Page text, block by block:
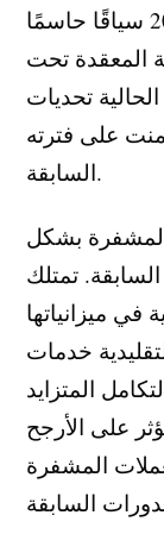
خلال الأزمة المالية في عام 2008 سياقًا حاسمًا
المعقدة تحت
تحديات
على فترته
السابقة.
بشكل
تمتلك
في ميزانياتها
خدمات
المتزايد
على الأرجح
المشفرة